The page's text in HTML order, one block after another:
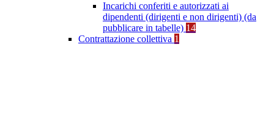
Incarichi conferiti e autorizzati ai
dipendenti (dirigenti e non dirigenti) (da
pubblicare in tabelle) 14
Contrattazione collettiva 1